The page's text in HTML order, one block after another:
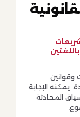
يمكنه الإجابة
المحادثة